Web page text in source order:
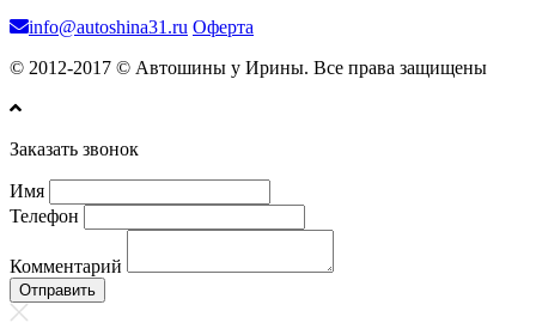
info@autoshina31.ru Оферта
© 2012-2017 © Автошины у Ирины. Все права защищены
Заказать звонок
Имя
Телефон
Комментарий
Отправить